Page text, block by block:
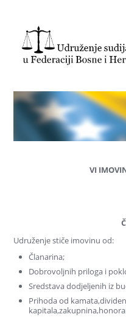
VI
Udruženje stiče imovinu od:
Članarina;
Dobrovoljnih priloga i
Sredstava dodjeljenih iz
Prihoda od